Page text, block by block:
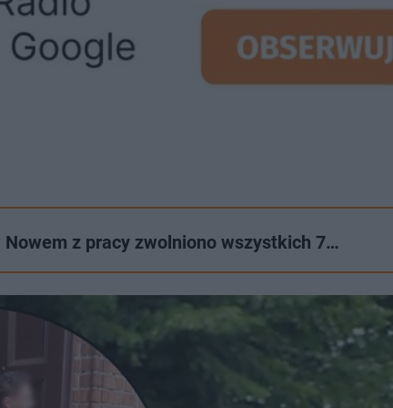
z pracy zwolniono wszystkich 7…